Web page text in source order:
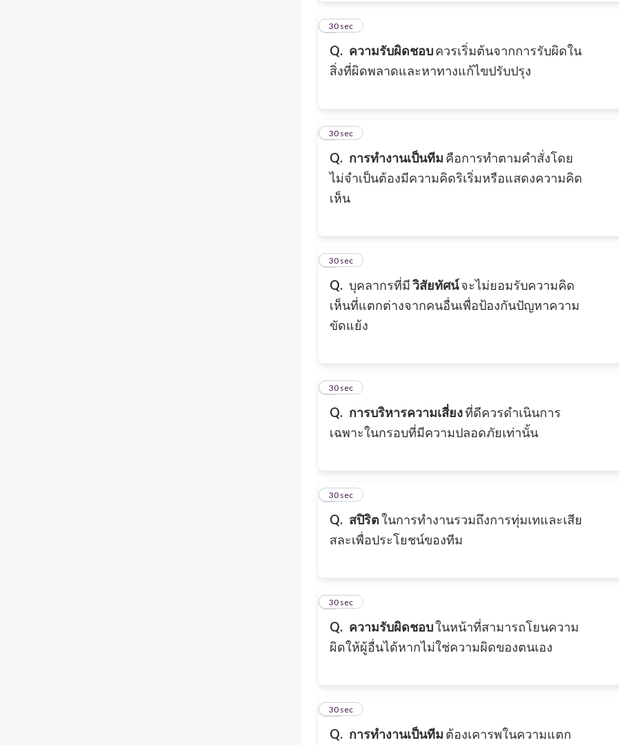
Q. ความรับผิดชอบควรเริ่มต้นจากการรับผิดใน
สิ่งที่ผิดพลาดและหาทางแก้ไขปรับปรุง
4
30 sec
Q. การทำงานเป็นทีม คือการทำตามคำสั่งโดย
ไม่จำเป็นต้องมีความคิดริเริ่มหรือแสดงความคิด
เห็น
5
30 sec
Q. บุคลากรที่มีวิสัยทัศน์จะไม่ยอมรับความคิด
เห็นที่แตกต่างจากคนอื่นเพื่อป้องกันปัญหาความ
ขัดแย้ง
6
30 sec
Q. การบริหารความเสี่ยงที่ดีควรดำเนินการ
เฉพาะในกรอบที่มีความปลอดภัยเท่านั้น
7
30 sec
Q. สปิริตในการทำงานรวมถึงการทุ่มเทและเสีย
สละเพื่อประโยชน์ของทีม
8
30 sec
Q. ความรับผิดชอบในหน้าที่สามารถโยนความ
ผิดให้ผู้อื่นได้หากไม่ใช่ความผิดของตนเอง
9
30 sec
Q. การทำงานเป็นทีม ต้องเคารพในความแตก
10
30 sec